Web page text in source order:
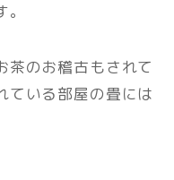
茶のお稽古もされて
ている部屋の畳には